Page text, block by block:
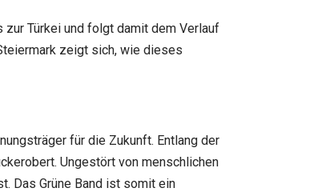
zur Türkei und folgt damit dem Verlauf
zeigt sich, wie dieses
für die Zukunft. Entlang der
Ungestört von menschlichen
Das Grüne Band ist somit ein